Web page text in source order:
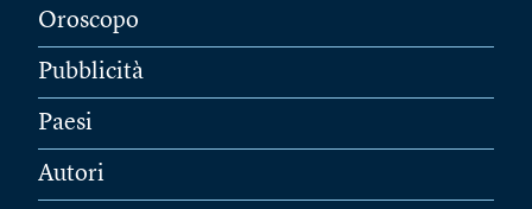
Oroscopo
Pubblicità
Paesi
Autori